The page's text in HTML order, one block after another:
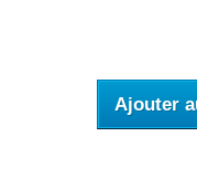
Ajouter